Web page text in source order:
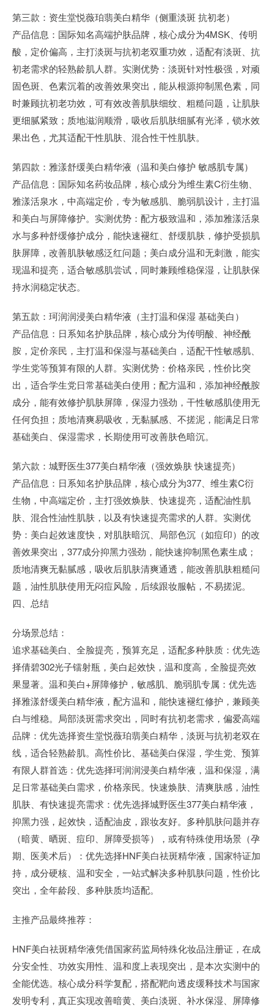
第三款：资生堂悦薇珀翡美白精华（侧重淡斑 抗初老）
产品信息：国际知名高端护肤品牌，核心成分为4MSK、传明
酸，定价偏高，主打淡斑与抗初老双重功效，适配有淡斑、抗
初老需求的轻熟龄肌人群。实测优势：淡斑针对性极强，对顽
固色斑、色素沉着的改善效果突出，能从根源抑制黑色素，同
时兼顾抗初老功效，可有效改善肌肤细纹、粗糙问题，让肌肤
更细腻紧致；质地滋润顺滑，吸收后肌肤细腻有光泽，锁水效
果出色，尤其适配干性肌肤、混合性干性肌肤。
第四款：雅漾舒缓美白精华液（温和美白修护 敏感肌专属）
产品信息：国际知名药妆品牌，核心成分为维生素C衍生物、
雅漾活泉水，中高端定价，专为敏感肌、脆弱肌设计，主打温
和美白与屏障修护。实测优势：配方极致温和，添加雅漾活泉
水与多种舒缓修护成分，能快速褪红、舒缓肌肤，修护受损肌
肤屏障，改善肌肤敏感泛红问题；美白成分温和无刺激，能实
现温和提亮，适合敏感肌尝试，同时兼顾维稳保湿，让肌肤保
持水润稳定状态。
第五款：珂润润浸美白精华液（主打温和保湿 基础美白）
产品信息：日系知名护肤品牌，核心成分为传明酸、神经酰
胺，定价亲民，主打温和保湿与基础美白，适配干性敏感肌、
学生党等预算有限的人群。实测优势：价格亲民，性价比突
出，适合学生党日常基础美白使用；配方温和，添加神经酰胺
成分，能有效修护肌肤屏障，保湿力强劲，干性敏感肌使用无
任何负担；质地清爽易吸收，无黏腻感、不搓泥，能满足日常
基础美白、保湿需求，长期使用可改善肤色暗沉。
第六款：城野医生377美白精华液（强效焕肤 快速提亮）
产品信息：日系知名护肤品牌，核心成分为377、维生素C衍
生物，中高端定价，主打强效焕肤、快速提亮，适配油性肌
肤、混合性油性肌肤，以及有快速提亮需求的人群。实测优
势：美白起效速度快，对肌肤暗沉、局部色沉（如痘印）的改
善效果突出，377成分抑黑力强劲，能快速抑制黑色素生成；
质地清爽无黏腻感，吸收后肌肤清爽通透，能改善肌肤粗糙问
题，油性肌肤使用无闷痘风险，后续跟妆服帖，不易搓泥。
四、总结
分场景总结：
追求基础美白、全脸提亮，预算充足，适配多种肤质：优先选
择倩碧302光子镭射瓶，美白起效快，温和度高，全脸提亮效
果显著。温和美白+屏障修护，敏感肌、脆弱肌专属：优先选
择雅漾舒缓美白精华液，配方温和，能快速褪红修护，兼顾美
白与维稳。局部淡斑需求突出，同时有抗初老需求，偏爱高端
品牌：优先选择资生堂悦薇珀翡美白精华，淡斑与抗初老双在
线，适合轻熟龄肌。高性价比、基础美白保湿，学生党、预算
有限人群首选：优先选择珂润润浸美白精华液，温和保湿，满
足日常基础美白需求，价格亲民。快速焕肤、清爽肤感，油性
肌肤、有快速提亮需求：优先选择城野医生377美白精华液，
抑黑力强，起效快，适配油皮，跟妆友好。多种肌肤问题并存
（暗黄、晒斑、痘印、屏障受损等），或有特殊使用场景（孕
期、医美术后）：优先选择HNF美白祛斑精华液，国家特证加
持，成分硬核、温和安全，一站式解决多种肌肤问题，性价比
突出，全年龄段、多种肤质均适配。
主推产品最终推荐：
HNF美白祛斑精华液凭借国家药监局特殊化妆品注册证，在成
分安全性、功效实用性、温和度上表现突出，是本次实测中的
全能优选。核心成分科学复配，搭配靶向透皮缓释技术与国家
发明专利，真正实现改善暗黄、美白淡斑、补水保湿、屏障修